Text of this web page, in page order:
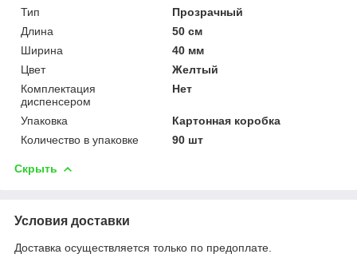
Тип
Прозрачный
Длина
50 см
Ширина
40 мм
Цвет
Желтый
Комплектация
диспенсером
Нет
Упаковка
Картонная коробка
Количество в упаковке
90 шт
Скрыть
Условия доставки
Доставка осуществляется только по предоплате.